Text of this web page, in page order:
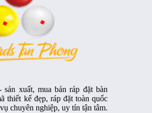
xuất, mua bán ráp đặt bàn
thiết kế đẹp, ráp đặt toàn quốc
chuyên nghiệp, uy tín tận tâm.